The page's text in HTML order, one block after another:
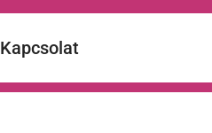
Kapcsolat